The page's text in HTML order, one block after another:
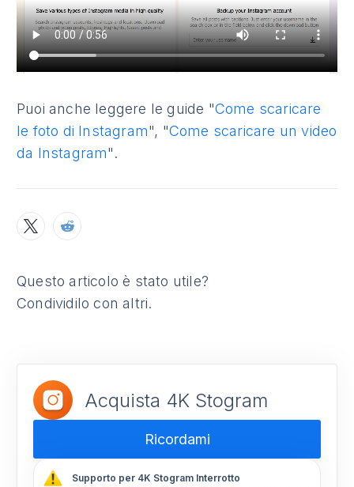
Puoi anche leggere le guide "Come scaricare
le foto di Instagram", "Come scaricare un video
da Instagram".
Questo articolo è stato utile?
Condividilo con altri.
Acquista 4K Stogram
Ricordami
Supporto per 4K Stogram Interrotto